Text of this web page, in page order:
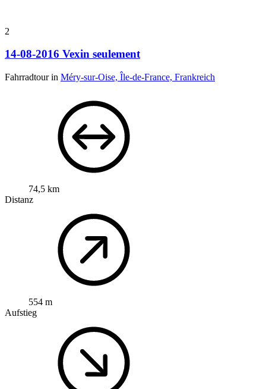
2
14-08-2016 Vexin seulement
Fahrradtour in Méry-sur-Oise, Île-de-France, Frankreich
74,5 km
Distanz
554 m
Aufstieg